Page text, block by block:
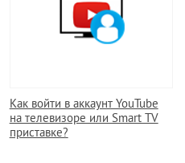
Как войти в аккаунт YouTube
на телевизоре или Smart TV
приставке?